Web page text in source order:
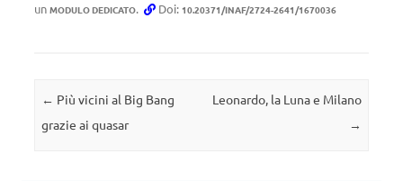
un MODULO DEDICATO. Doi: 10.20371/INAF/2724-2641/1670036
Navigazione articolo
← Più vicini al Big Bang
grazie ai quasar
Leonardo, la Luna e Milano
→